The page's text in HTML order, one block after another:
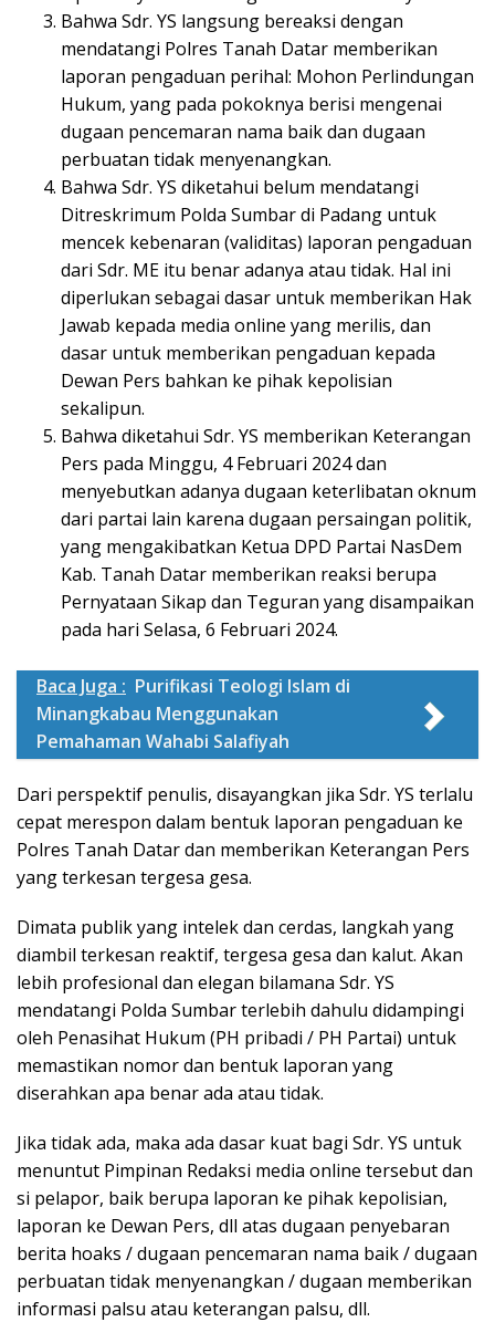
Bahwa Sdr. YS langsung bereaksi dengan
mendatangi Polres Tanah Datar memberikan
laporan pengaduan perihal: Mohon Perlindungan
Hukum, yang pada pokoknya berisi mengenai
dugaan pencemaran nama baik dan dugaan
perbuatan tidak menyenangkan.
Bahwa Sdr. YS diketahui belum mendatangi
Ditreskrimum Polda Sumbar di Padang untuk
mencek kebenaran (validitas) laporan pengaduan
dari Sdr. ME itu benar adanya atau tidak. Hal ini
diperlukan sebagai dasar untuk memberikan Hak
Jawab kepada media online yang merilis, dan
dasar untuk memberikan pengaduan kepada
Dewan Pers bahkan ke pihak kepolisian
sekalipun.
Bahwa diketahui Sdr. YS memberikan Keterangan
Pers pada Minggu, 4 Februari 2024 dan
menyebutkan adanya dugaan keterlibatan oknum
dari partai lain karena dugaan persaingan politik,
yang mengakibatkan Ketua DPD Partai NasDem
Kab. Tanah Datar memberikan reaksi berupa
Pernyataan Sikap dan Teguran yang disampaikan
pada hari Selasa, 6 Februari 2024.
Baca Juga : Purifikasi Teologi Islam di
Minangkabau Menggunakan
Pemahaman Wahabi Salafiyah
Dari perspektif penulis, disayangkan jika Sdr. YS terlalu
cepat merespon dalam bentuk laporan pengaduan ke
Polres Tanah Datar dan memberikan Keterangan Pers
yang terkesan tergesa gesa.
Dimata publik yang intelek dan cerdas, langkah yang
diambil terkesan reaktif, tergesa gesa dan kalut. Akan
lebih profesional dan elegan bilamana Sdr. YS
mendatangi Polda Sumbar terlebih dahulu didampingi
oleh Penasihat Hukum (PH pribadi / PH Partai) untuk
memastikan nomor dan bentuk laporan yang
diserahkan apa benar ada atau tidak.
Jika tidak ada, maka ada dasar kuat bagi Sdr. YS untuk
menuntut Pimpinan Redaksi media online tersebut dan
si pelapor, baik berupa laporan ke pihak kepolisian,
laporan ke Dewan Pers, dll atas dugaan penyebaran
berita hoaks / dugaan pencemaran nama baik / dugaan
perbuatan tidak menyenangkan / dugaan memberikan
informasi palsu atau keterangan palsu, dll.